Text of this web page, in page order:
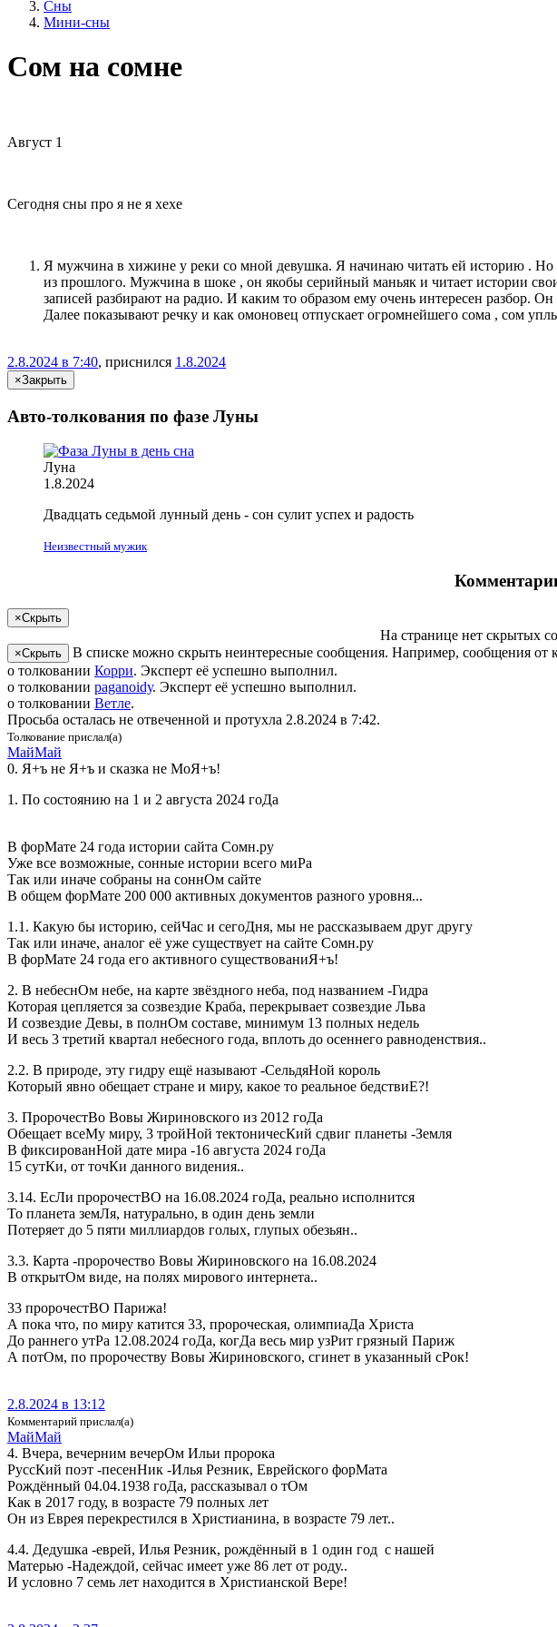
Сны
Мини-сны
Сом на сомне
Август 1
Сегодня сны про я не я хехе
Я мужчина в хижине у реки со мной девушка. Я начинаю читать ей историю . Но
из прошлого. Мужчина в шоке , он якобы серийный маньяк и читает истории
записей разбирают на радио. И каким то образом ему очень интересен разбор.
Далее показывают речку и как омоновец отпускает огромнейшего сома , сом
2.8.2024 в 7:40, приснился 1.8.2024
×Закрыть
Авто-толкования по фазе Луны
Луна
1.8.2024
Двадцать седьмой лунный день - сон сулит успех и радость
Неизвестный мужик
×Скрыть
На странице нет скрытых
×Скрыть
В списке можно скрыть неинтересные сообщения. Например, сообщения от
о толковании Корри. Эксперт её успешно выполнил.
о толковании pa­gano­idу. Эксперт её успешно выполнил.
о толковании Ветле.
Просьба осталась не отвеченной и протухла 2.8.2024 в 7:42.
Толкование прислал(а)
МайМай
0. Я+ъ не Я+ъ и сказка не МоЯ+ъ!
1. По состоянию на 1 и 2 августа 2024 гоДа
В форМате 24 года истории сайта Сомн.ру
Уже все возможные, сонные истории всего миРа
Так или иначе собраны на соннОм сайте
В общем форМате 200 000 активных документов разного уровня...
1.1. Какую бы историю, сейЧас и сегоДня, мы не рассказываем друг другу
Так или иначе, аналог её уже существует на сайте Сомн.ру
В форМате 24 года его активного существованиЯ+ъ!
2. В небеснОм небе, на карте звёздного неба, под названием -Гидра
Которая цепляется за созвездие Краба, перекрывает созвездие Льва
И созвездие Девы, в полнОм составе, минимум 13 полных недель
И весь 3 третий квартал небесного года, вплоть до осеннего равноденствия..
2.2. В природе, эту гидру ещё называют -СельдяНой король
Который явно обещает стране и миру, какое то реальное бедствиЕ?!
3. ПророчестВо Вовы Жириновского из 2012 гоДа
Обещает всеМу миру, 3 тройНой тектоничесКий сдвиг планеты -Земля
В фиксированНой дате мира -16 августа 2024 гоДа
15 сутКи, от точКи данного видения..
3.14. ЕсЛи пророчестВО на 16.08.2024 гоДа, реально исполнится
То планета земЛя, натурально, в один день земли
Потеряет до 5 пяти миллиардов голых, глупых обезьян..
3.3. Карта -пророчество Вовы Жириновского на 16.08.2024
В открытОм виде, на полях мирового интернета..
33 пророчестВО Парижа!
А пока что, по миру катится 33, пророческая, олимпиаДа Христа
До раннего утРа 12.08.2024 гоДа, когДа весь мир узРит грязный Париж
А потОм, по пророчеству Вовы Жириновского, сгинет в указанный сРок!
2.8.2024 в 13:12
Комментарий прислал(а)
МайМай
4. Вчера, вечерним вечерОм Ильи пророка
РуссКий поэт -песенНик -Илья Резник, Еврейского форМата
Рождённый 04.04.1938 гоДа, рассказывал о тОм
Как в 2017 году, в возрасте 79 полных лет
Он из Еврея перекрестился в Христианина, в возрасте 79 лет..
4.4. Дедушка -еврей, Илья Резник, рождённый в 1 один год с нашей
Матерью -Надеждой, сейчас имеет уже 86 лет от роду..
И условно 7 семь лет находится в Христианской Вере!